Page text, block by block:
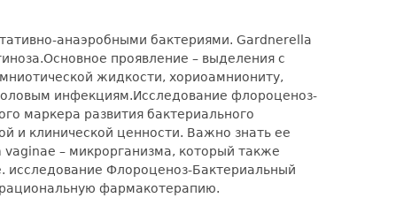
анаэробными бактериями. Gardnerella
Основное проявление – выделения с
жидкости, хориоамниониту,
инфекциям.Исследование флороценоз-
маркера развития бактериального
и клинической ценности. Важно знать ее
– микрорганизма, который также
исследование Флороценоз-Бактериальный
фармакотерапию.